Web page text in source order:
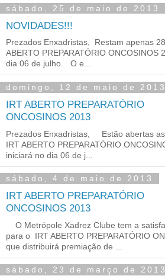
sábado, 25 de maio de 2013
NOVIDADES!!!
Prezados Enxadristas, Restam apenas
ABERTO PREPARATÓRIO ONCOSINOS
dia 06 de julho. O e...
domingo, 12 de maio de 2013
IRT ABERTO PREPARATÓRIO
ONCOSINOS 2013
Prezados Enxadristas, Estão abertas
IRT ABERTO PREPARATÓRIO
iniciará no dia 06 de j...
sábado, 4 de maio de 2013
IRT ABERTO PREPARATÓRIO
O Metrópole Xadrez Clube tem a
para o IRT ABERTO PREPARATÓRIO
que distribuirá premiação de ...
sábado, 23 de março de 2013